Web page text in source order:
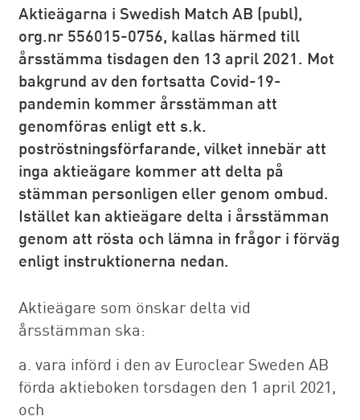
Aktieägarna i Swedish Match AB (publ),
org.nr 556015-0756, kallas härmed till
årsstämma tisdagen den 13 april 2021. Mot
bakgrund av den fortsatta Covid-19-
pandemin kommer årsstämman att
genomföras enligt ett s.k.
poströstningsförfarande, vilket innebär att
inga aktieägare kommer att delta på
stämman personligen eller genom ombud.
Istället kan aktieägare delta i årsstämman
genom att rösta och lämna in frågor i förväg
enligt instruktionerna nedan.
Aktieägare som önskar delta vid
årsstämman ska:
a. vara införd i den av Euroclear Sweden AB
förda aktieboken torsdagen den 1 april 2021,
och